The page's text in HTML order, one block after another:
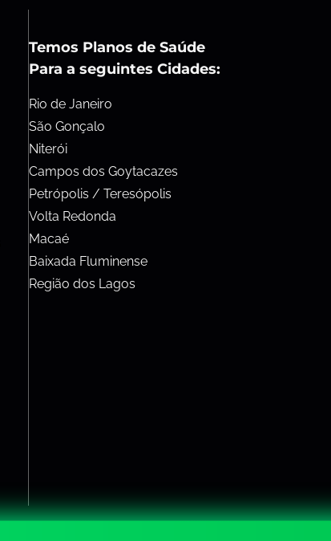
Temos Planos de Saúde
Para a seguintes Cidades:
Rio de Janeiro
São Gonçalo
Niterói
Campos dos Goytacazes
Petrópolis / Teresópolis
Volta Redonda
Macaé
Baixada Fluminense
Região dos Lagos